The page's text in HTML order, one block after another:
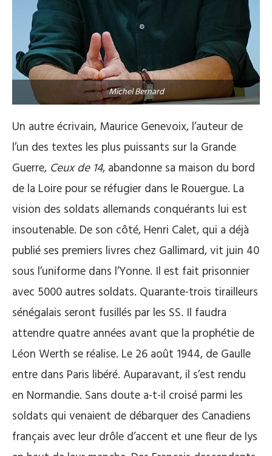
Michel Bernard
Un autre écrivain, Maurice Genevoix, l’auteur de
l’un des textes les plus puissants sur la Grande
Guerre, Ceux de 14, abandonne sa maison du bord
de la Loire pour se réfugier dans le Rouergue. La
vision des soldats allemands conquérants lui est
insoutenable. De son côté, Henri Calet, qui a déjà
publié ses premiers livres chez Gallimard, vit juin 40
sous l’uniforme dans l’Yonne. Il est fait prisonnier
avec 5000 autres soldats. Quarante-trois tirailleurs
sénégalais seront fusillés par les SS. Il faudra
attendre quatre années avant que la prophétie de
Léon Werth se réalise. Le 26 août 1944, de Gaulle
entre dans Paris libéré. Auparavant, il s’est rendu
en Normandie. Sans doute a-t-il croisé parmi les
soldats qui venaient de débarquer des Canadiens
français avec leur drôle d’accent et une fleur de lys